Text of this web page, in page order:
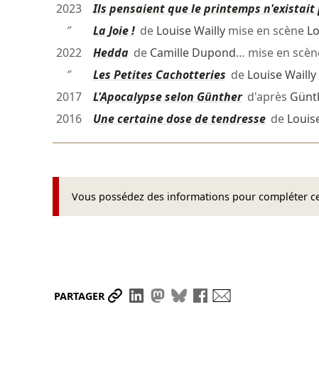
2023
Ils pensaient que le printemps n'existait
″
La Joie !de Louise Waillymise en scène
2022
Heddade Camille Dupond… mise en
″
Les Petites Cachotteries de Louise Wailly
2017
L'Apocalypse selon Güntherd'après
2016
Une certaine dose de tendressede
Vous possédez des informations pour compléter
PARTAGER Partager le lien
Partager sur LinkedIn
Partager sur Mastodon
Partager sur Bluesky
Partager sur